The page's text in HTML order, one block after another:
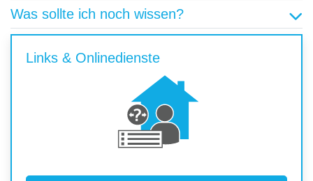
Was sollte ich noch wissen?
Links & Onlinedienste